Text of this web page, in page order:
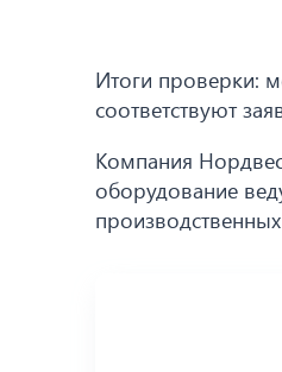
Итоги проверки:
соответствуют
Компания
оборудование